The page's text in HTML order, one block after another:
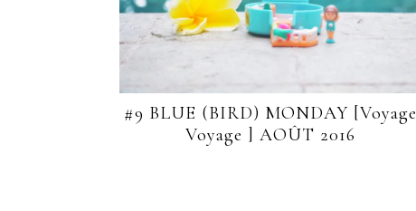
#9 BLUE (BIRD) MONDAY [Voyage
Voyage ] AOÛT 2016